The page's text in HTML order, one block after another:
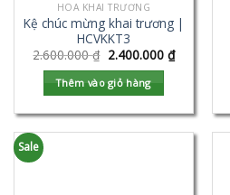
HOA KHAI TRƯƠNG
Kệ chúc mừng khai trương |
HCVKKT3
2.600.000₫ 2.400.000 ₫
Thêm vào giỏ hàng
Sale